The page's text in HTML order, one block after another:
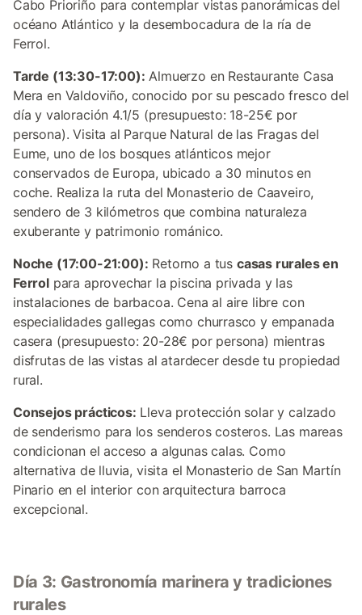
Cabo Prioriño para contemplar vistas panorámicas del
océano Atlántico y la desembocadura de la ría de
Ferrol.
Tarde (13:30-17:00): Almuerzo en Restaurante Casa
Mera en Valdoviño, conocido por su pescado fresco del
día y valoración 4.1/5 (presupuesto: 18-25€ por
persona). Visita al Parque Natural de las Fragas del
Eume, uno de los bosques atlánticos mejor
conservados de Europa, ubicado a 30 minutos en
coche. Realiza la ruta del Monasterio de Caaveiro,
sendero de 3 kilómetros que combina naturaleza
exuberante y patrimonio románico.
Noche (17:00-21:00): Retorno a tus casas rurales en
Ferrolpara aprovechar la piscina privada y las
instalaciones de barbacoa. Cena al aire libre con
especialidades gallegas como churrasco y empanada
casera (presupuesto: 20-28€ por persona) mientras
disfrutas de las vistas al atardecer desde tu propiedad
rural.
Consejos prácticos: Lleva protección solar y calzado
de senderismo para los senderos costeros. Las mareas
condicionan el acceso a algunas calas. Como
alternativa de lluvia, visita el Monasterio de San Martín
Pinario en el interior con arquitectura barroca
excepcional.
Día 3: Gastronomía marinera y tradiciones
rurales